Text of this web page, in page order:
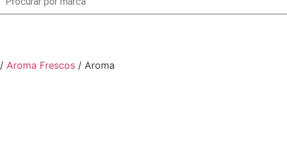
/ Aroma Frescos / Aroma